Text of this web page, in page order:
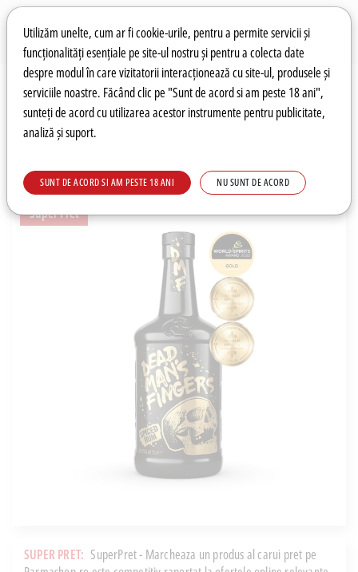
Preferințe pentru cookie-uri
Utilizăm unelte, cum ar fi cookie-urile, pentru a permite servicii și
funcționalități esențiale pe site-ul nostru și pentru a colecta date
despre modul în care vizitatorii interacționează cu site-ul, produsele și
serviciile noastre. Făcând clic pe "Sunt de acord si am peste 18 ani",
sunteți de acord cu utilizarea acestor instrumente pentru publicitate,
analiză și suport.
SUNT DE ACORD SI AM PESTE 18 ANI NU SUNT DE ACORD
Wishlist Autentificare
Super Pret
SUPER PRET: SuperPret - Marcheaza un produs al carui pret pe